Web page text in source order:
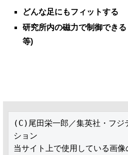
どんな足にもフィットする
研究所内の磁力で制御でき
等)
(C)尾田栄一郎／集英社・フジ
ション
当サイト上で使用している画